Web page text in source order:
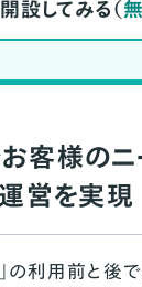
設してみる（
客様の
運営を実現
利用前と後で